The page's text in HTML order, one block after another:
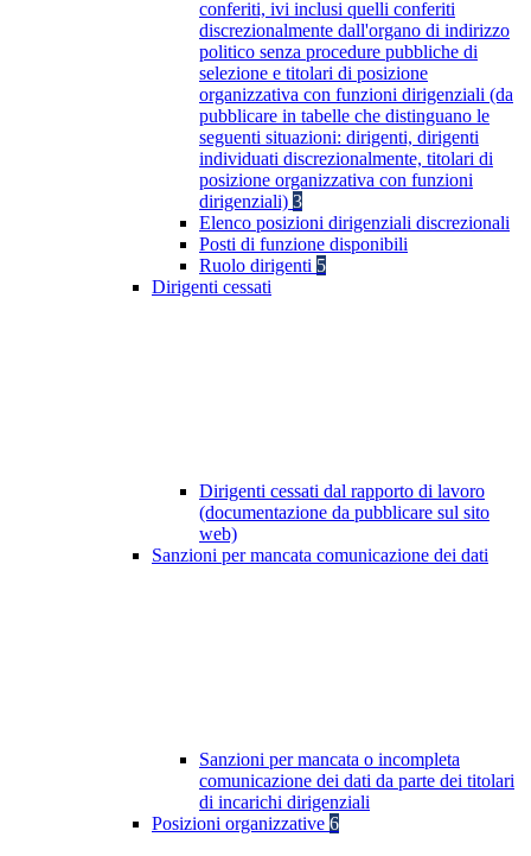
conferiti, ivi inclusi quelli conferiti
discrezionalmente dall'organo di indirizzo
politico senza procedure pubbliche di
selezione e titolari di posizione
organizzativa con funzioni dirigenziali (da
pubblicare in tabelle che distinguano le
seguenti situazioni: dirigenti, dirigenti
individuati discrezionalmente, titolari di
posizione organizzativa con funzioni
dirigenziali) 3
Elenco posizioni dirigenziali discrezionali
Posti di funzione disponibili
Ruolo dirigenti 5
Dirigenti cessati
Dirigenti cessati dal rapporto di lavoro
(documentazione da pubblicare sul sito
web)
Sanzioni per mancata comunicazione dei dati
Sanzioni per mancata o incompleta
comunicazione dei dati da parte dei titolari
di incarichi dirigenziali
Posizioni organizzative 6